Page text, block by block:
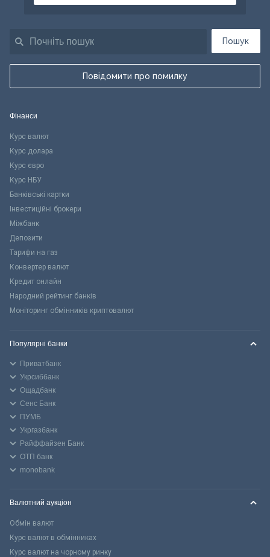
Пошук
Повідомити про помилку
Фінанси
Курс валют
Курс долара
Курс євро
Курс НБУ
Банківські картки
Інвестиційні брокери
Міжбанк
Депозити
Тарифи на газ
Конвертер валют
Кредит онлайн
Народний рейтинг банків
Моніторинг обмінників криптовалют
Популярні банки
Приватбанк
Укрсиббанк
Ощадбанк
Сенс Банк
ПУМБ
Укргазбанк
Райффайзен Банк
ОТП банк
monobank
Валютний аукціон
Обмін валют
Курс валют в обмінниках
Курс валют на чорному ринку